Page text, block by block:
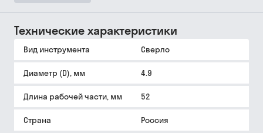
Технические характеристики
Вид инструмента Сверло
Диаметр (D), мм 4.9
Длина рабочей части, мм 52
Страна Россия